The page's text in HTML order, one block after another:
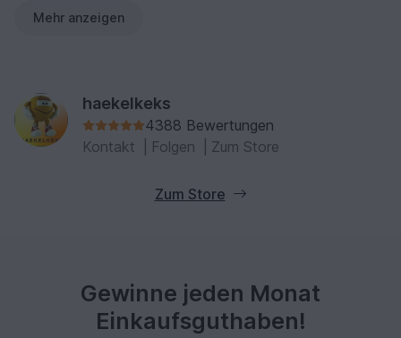
Mehr anzeigen
haekelkeks
4388 Bewertungen
Kontakt
Folgen Zum Store
Zum Store
Gewinne jeden Monat
Einkaufsguthaben!